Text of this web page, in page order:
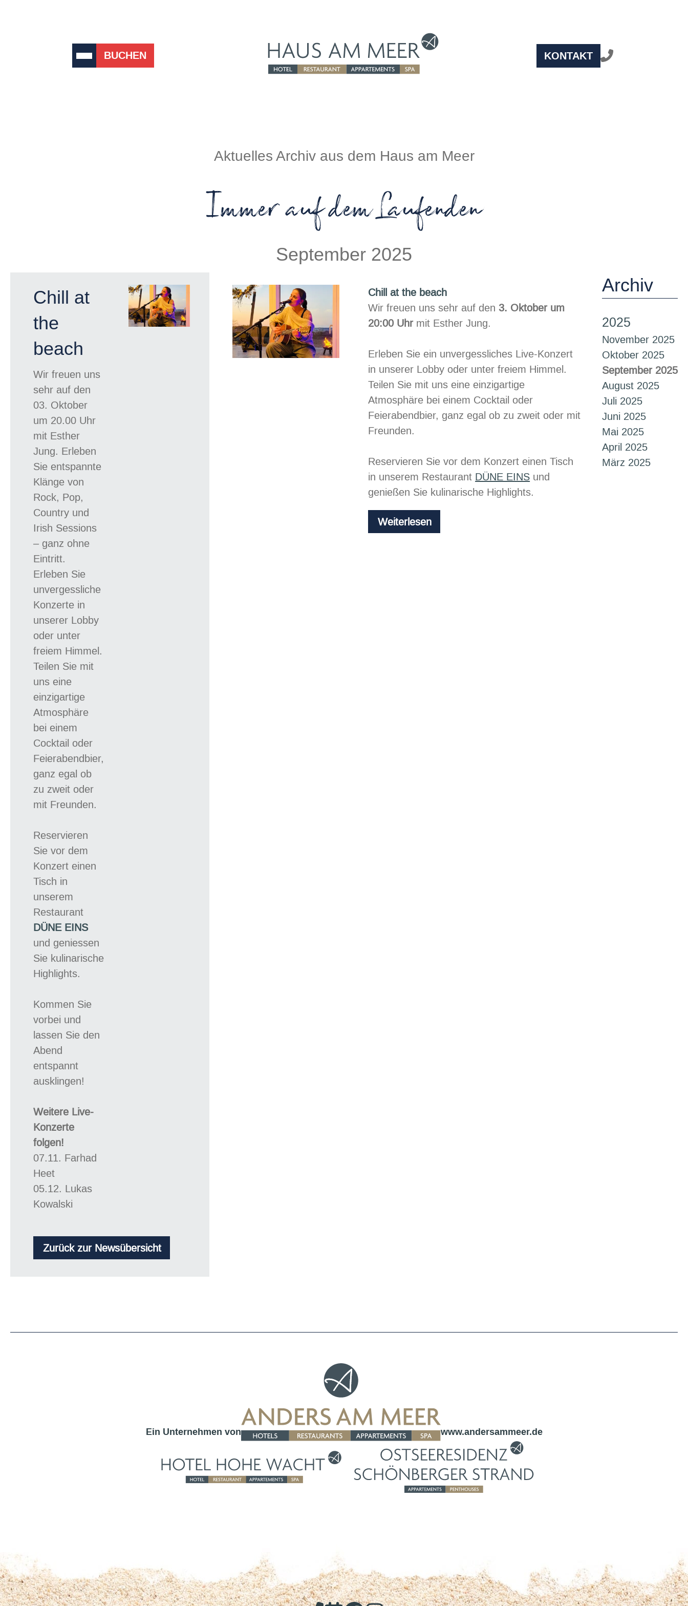
BUCHEN KONTAKT
Aktuelles Archiv aus dem Haus am Meer
Immer auf dem Laufenden
Chill at
the
beach
Wir freuen uns
sehr auf den
03. Oktober
um 20.00 Uhr
mit Esther
Jung. Erleben
Sie entspannte
Klänge von
Rock, Pop,
Country und
Irish Sessions
– ganz ohne
Eintritt.
Erleben Sie
unvergessliche
Konzerte in
unserer Lobby
oder unter
freiem Himmel.
Teilen Sie mit
uns eine
einzigartige
Atmosphäre
bei einem
Cocktail oder
Feierabendbier,
ganz egal ob
zu zweit oder
mit Freunden.
Reservieren
Sie vor dem
Konzert einen
Tisch in
unserem
Restaurant
DÜNE EINS
und geniessen
Sie kulinarische
Highlights.
Kommen Sie
vorbei und
lassen Sie den
Abend
entspannt
ausklingen!
Weitere Live-
Konzerte
folgen!
07.11. Farhad
Heet
05.12. Lukas
Kowalski
Zurück zur Newsübersicht
September 2025
Chill at the beach
Wir freuen uns sehr auf den 3. Oktober um
20:00 Uhr mit Esther Jung.
Erleben Sie ein unvergessliches Live-Konzert
in unserer Lobby oder unter freiem Himmel.
Teilen Sie mit uns eine einzigartige
Atmosphäre bei einem Cocktail oder
Feierabendbier, ganz egal ob zu zweit oder mit
Freunden.
Reservieren Sie vor dem Konzert einen Tisch
in unserem Restaurant DÜNE EINS und
genießen Sie kulinarische Highlights.
WeiterlesenChill
at
Archiv
2025
November 2025
Oktober 2025
September 2025
August 2025
Juli 2025
Juni 2025
Mai 2025
April 2025
März 2025
Ein Unternehmen von www.andersammeer.de